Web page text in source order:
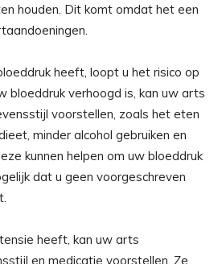
houden. Dit komt omdat het een
heeft, loopt u het risico op
bloeddruk verhoogd is, kan uw arts
voorstellen, zoals het eten
minder alcohol gebruiken en
kunnen helpen om uw bloeddruk
dat u geen voorgeschreven
heeft, kan uw arts
en medicatie voorstellen. Ze